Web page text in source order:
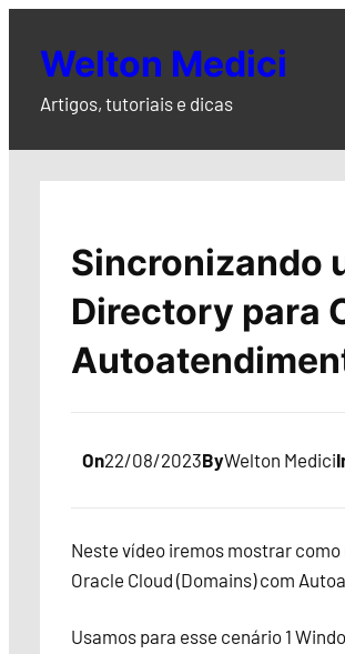
para
conteúdo
Welton Medici
Artigos, tutoriais e dicas
Sincronizando
Directory para
On22/08/2023ByWelton Medici
Neste vídeo iremos mostrar
Oracle Cloud (Domains) com
Usamos para esse cenário 1